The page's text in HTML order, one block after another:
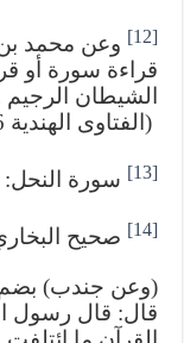
[12]
وعن محمد بن
قراءة سورة أو
الشيطان الرجيم
(الفتاوى الهندية 5/316)
[13] سورة النحل: 98
[14]
صحيح البخاري،
(وعن جندب) بضم
قال: قال رسول